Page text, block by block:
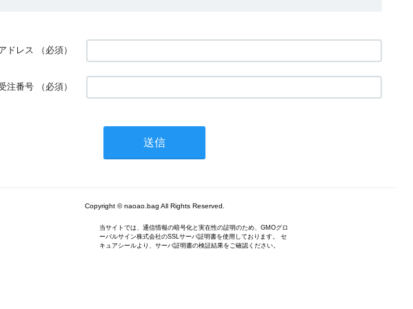
ドレス （必須）
注番号 （必須）
Copyright © naoao.bag All Rights Reserved.
当サイトでは、通信情報の暗号化と実在性の証明のため、GMOグロ
ーバルサイン株式会社のSSLサーバ証明書を使用しております。 セ
キュアシールより、サーバ証明書の検証結果をご確認ください。